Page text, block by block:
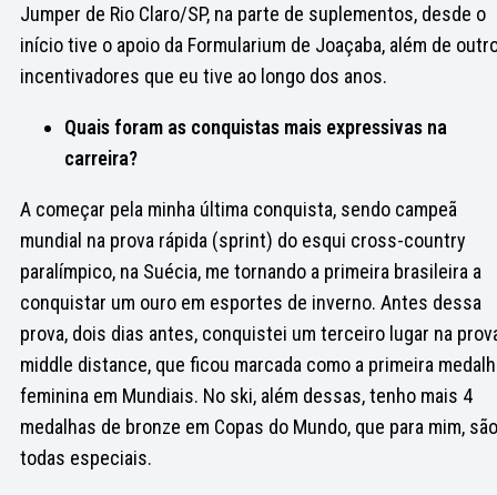
Jumper de Rio Claro/SP, na parte de suplementos, desde o
início tive o apoio da Formularium de Joaçaba, além de
incentivadores que eu tive ao longo dos anos.
Quais foram as conquistas mais expressivas na
carreira?
A começar pela minha última conquista, sendo campeã
mundial na prova rápida (sprint) do esqui cross-country
paralímpico, na Suécia, me tornando a primeira brasileira a
conquistar um ouro em esportes de inverno. Antes dessa
prova, dois dias antes, conquistei um terceiro lugar na
middle distance, que ficou marcada como a primeira
feminina em Mundiais. No ski, além dessas, tenho mais 4
medalhas de bronze em Copas do Mundo, que para mim, são
todas especiais.